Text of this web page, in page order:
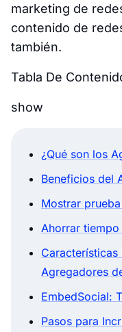
marketing de
contenido de
también.
Tabla De
show
¿Qué son los
Beneficios del
Mostrar
Ahorrar
Agregadores
EmbedSocial:
Pasos para